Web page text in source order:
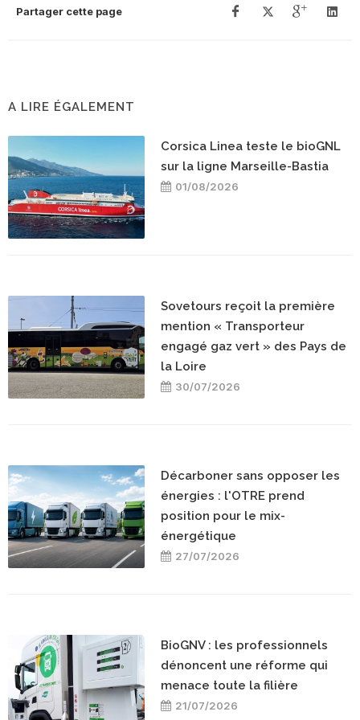
Partager cette page
A LIRE ÉGALEMENT
Corsica Linea teste le bioGNL
sur la ligne Marseille-Bastia
01/08/2026
Sovetours reçoit la première
mention « Transporteur
engagé gaz vert » des Pays de
la Loire
30/07/2026
Décarboner sans opposer les
énergies : l'OTRE prend
position pour le mix-
énergétique
27/07/2026
BioGNV : les professionnels
dénoncent une réforme qui
menace toute la filière
21/07/2026